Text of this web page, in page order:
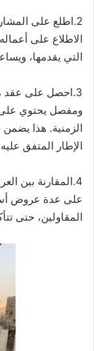
2.اطلع على
الاطلاع على
التي يقدمها،
3.احصل على
ومفصل يحتوي على
الزمنية. هذا
الإطار المتفق
4.المقارنة بين
على عدة عروض
المقاولين، حتى